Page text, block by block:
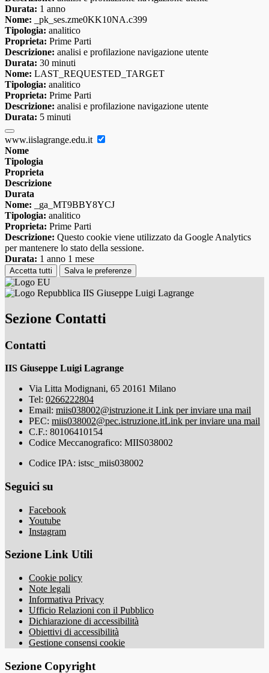
Durata: 1 anno
Nome: _pk_ses.zme0KK10NA.c399
Tipologia: analitico
Proprieta: Prime Parti
Descrizione: analisi e profilazione navigazione utente
Durata: 30 minuti
Nome: LAST_REQUESTED_TARGET
Tipologia: analitico
Proprieta: Prime Parti
Descrizione: analisi e profilazione navigazione utente
Durata: 5 minuti
www.iislagrange.edu.it
Nome
Tipologia
Proprieta
Descrizione
Durata
Nome: _ga_MT9BBY8YCJ
Tipologia: analitico
Proprieta: Prime Parti
Descrizione: Questo cookie viene utilizzato da Google Analytics
per mantenere lo stato della sessione.
Durata: 1 anno 1 mese
Accetta tutti Salva le preferenze
IIS Giuseppe Luigi Lagrange
Sezione Contatti
Contatti
IIS Giuseppe Luigi Lagrange
Via Litta Modignani, 65 20161 Milano
Tel: 0266222804
Email: miis038002@istruzione.it Link per inviare una mail
PEC: miis038002@pec.istruzione.itLink per inviare una mail
C.F.: 80106410154
Codice Meccanografico: MIIS038002
Codice IPA: istsc_miis038002
Seguici su
Facebook
Youtube
Instagram
Sezione Link Utili
Cookie policy
Note legali
Informativa Privacy
Ufficio Relazioni con il Pubblico
Dichiarazione di accessibilità
Obiettivi di accessibilità
Gestione consensi cookie
Sezione Copyright